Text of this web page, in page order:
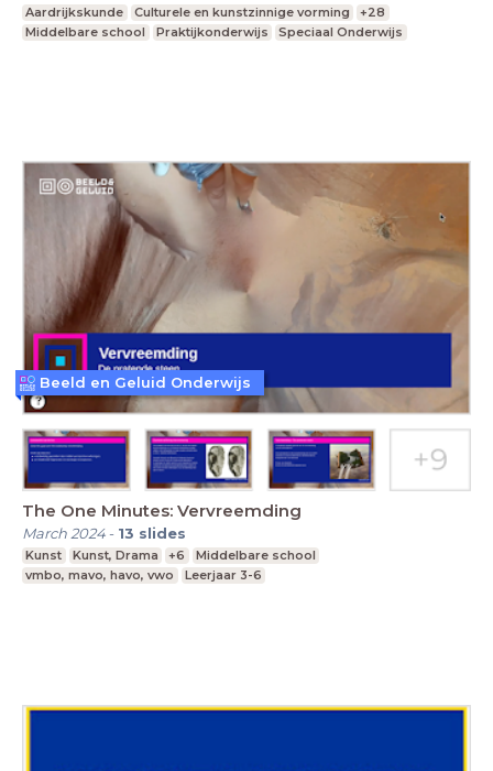
Aardrijkskunde Culturele en kunstzinnige vorming
+28
Middelbare school
Praktijkonderwijs Speciaal Onderwijs
The One Minutes: Vervreemding
March 2024- 13 slides
Kunst Kunst, Drama +6
Middelbare school
vmbo, mavo, havo, vwo
Leerjaar 3-6
Beeld en Geluid Onderwijs